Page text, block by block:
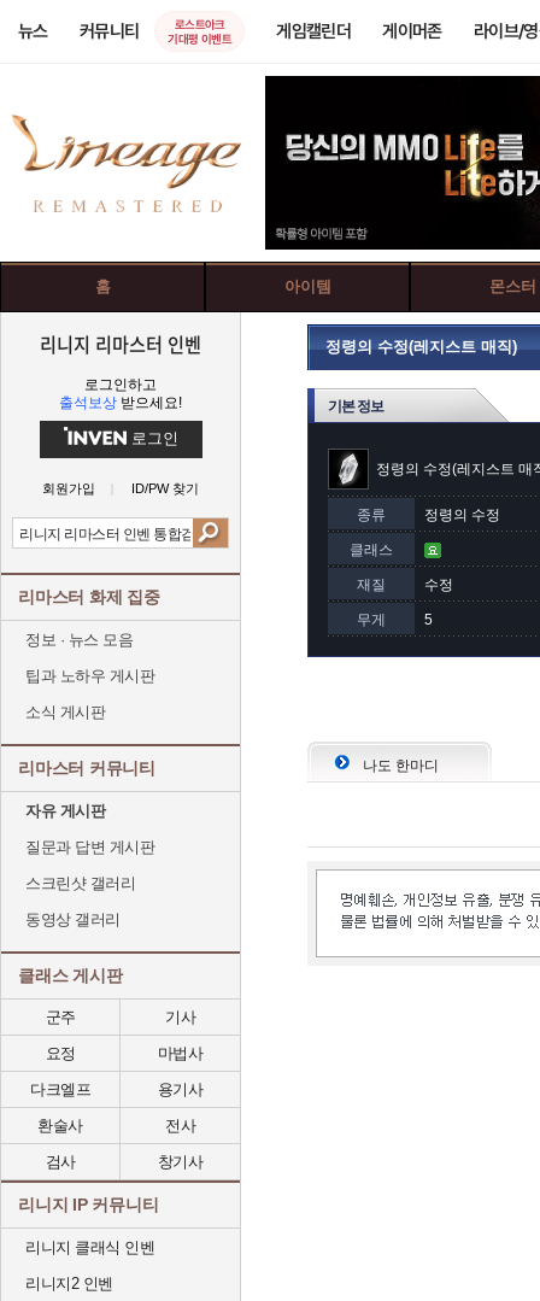
뉴스 커뮤니티
로스트아크
기대평 이벤트
게임캘린더 게이머존 라이브/
홈 아이템 몬스터
리니지 리마스터 인벤
로그인하고
출석보상 받으세요!
로그인
회원가입 ID/PW 찾기
리마스터 화제 집중
정보 · 뉴스 모음
팁과 노하우 게시판
소식 게시판
리마스터 커뮤니티
자유 게시판
질문과 답변 게시판
스크린샷 갤러리
동영상 갤러리
클래스 게시판
군주
기사
요정
마법사
다크엘프
용기사
환술사
전사
검사
창기사
리니지 IP 커뮤니티
리니지 클래식 인벤
리니지2 인벤
정령의 수정(레지스트 매직)
기본 정보
정령의 수정(레지스트 매
종류 정령의 수정
클래스
재질 수정
무게 5
나도 한마디